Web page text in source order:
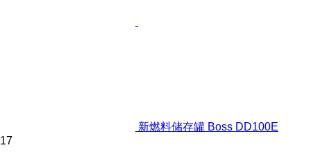
新燃料储存罐 Boss DD100E
17